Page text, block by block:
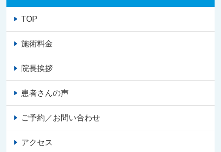
TOP
施術料金
院長挨拶
患者さんの声
ご予約／お問い合わせ
アクセス